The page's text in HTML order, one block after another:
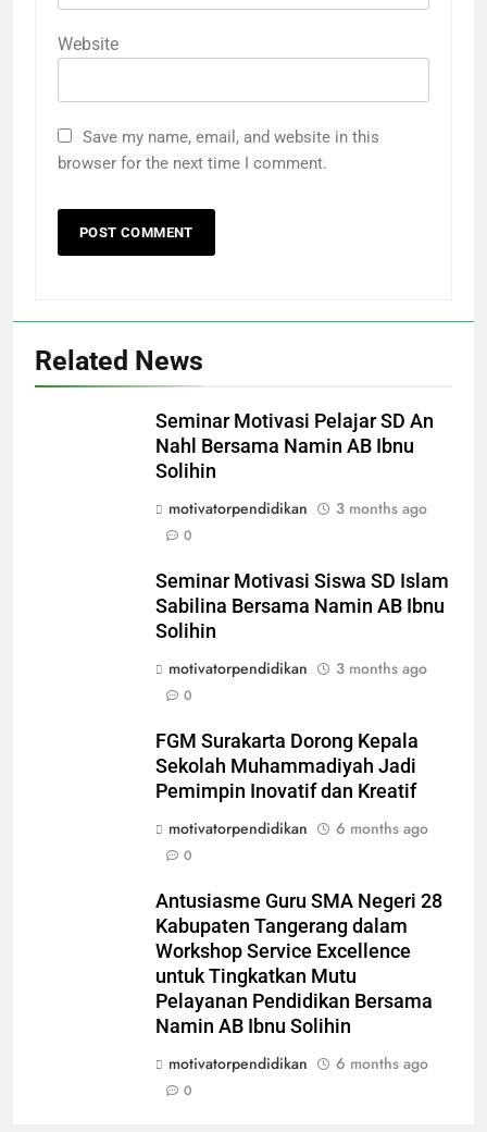
Website
Save my name, email, and website in this
browser for the next time I comment.
Related News
Seminar Motivasi Pelajar SD An
Nahl Bersama Namin AB Ibnu
Solihin
motivatorpendidikan
3 months ago
0
Seminar Motivasi Siswa SD Islam
Sabilina Bersama Namin AB Ibnu
Solihin
motivatorpendidikan
3 months ago
0
FGM Surakarta Dorong Kepala
Sekolah Muhammadiyah Jadi
Pemimpin Inovatif dan Kreatif
motivatorpendidikan
6 months ago
0
Antusiasme Guru SMA Negeri 28
Kabupaten Tangerang dalam
Workshop Service Excellence
untuk Tingkatkan Mutu
Pelayanan Pendidikan Bersama
Namin AB Ibnu Solihin
motivatorpendidikan
6 months ago
0